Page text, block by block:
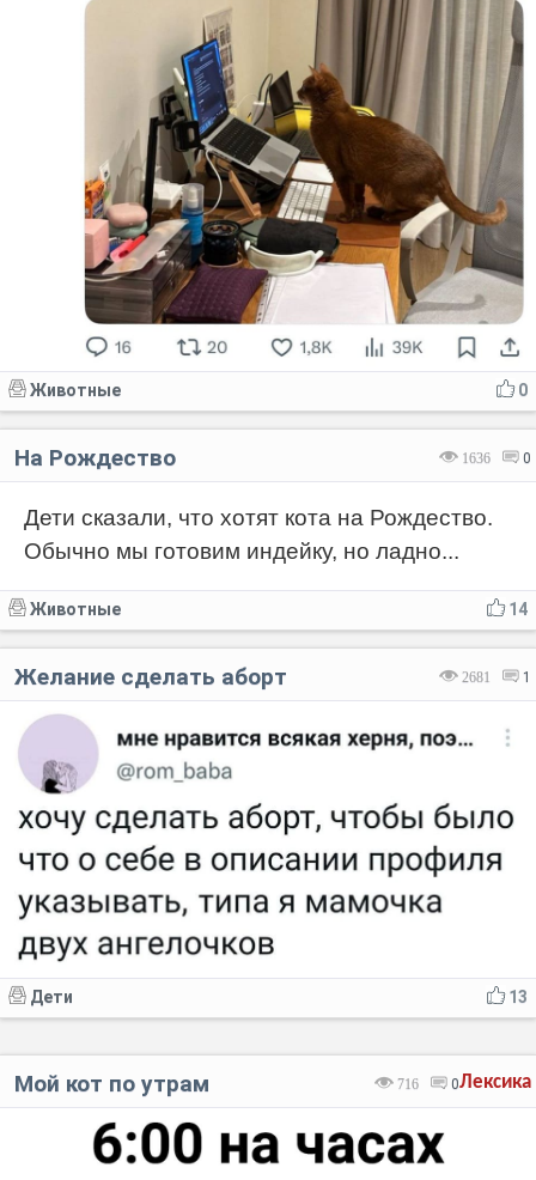
0
Животные
1636 0
На Рождество
Дети сказали, что хотят кота на Рождество.
Обычно мы готовим индейку, но ладно...
14
Животные
2681 1
Желание сделать аборт
13
Дети
Лексика
716 0
Мой кот по утрам